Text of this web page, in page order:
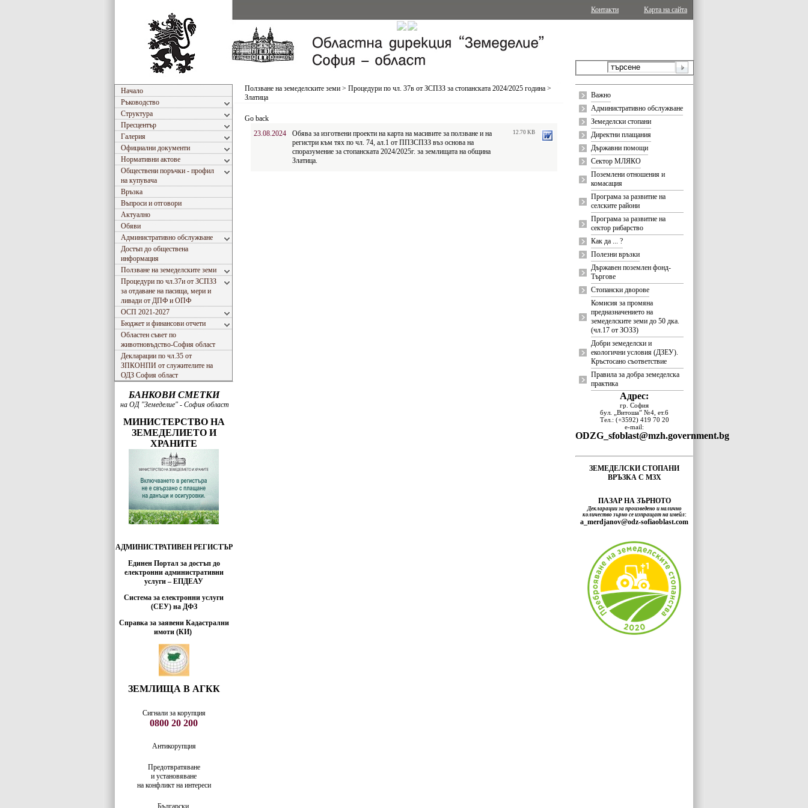
Карта на сайта
Контакти
Начало
Ръководство
Структура
Пресцентър
Галерия
Официални документи
Нормативни актове
Обществени поръчки - профил
на купувача
Връзка
Въпроси и отговори
Актуално
Обяви
Административно обслужване
Достъп до обществена
информация
Ползване на земеделските земи
Процедури по чл.37и от ЗСПЗЗ
за отдаване на пасища, мери и
ливади от ДПФ и ОПФ
ОСП 2021-2027
Бюджет и финансови отчети
Областен съвет по
животновъдство-София област
Декларации по чл.35 от
ЗПКОНПИ от служителите на
ОДЗ София област
БАНКОВИ СМЕТКИ
на ОД "Земеделие" - София област
МИНИСТЕРСТВО НА
ЗЕМЕДЕЛИЕТО И
ХРАНИТЕ
АДМИНИСТРАТИВЕН РЕГИСТЪР
Единен Портал за достъп до
електронни административни
услуги – ЕПДЕАУ
Система за електронни услуги
(СЕУ) на ДФЗ
Справка за заявени Кадастрални
имоти (КИ)
ЗЕМЛИЩА В АГКК
Сигнали за корупция
0800 20 200
Антикорупция
Предотвратяване
и установяване
на конфликт на интереси
Български
Ползване на земеделските земи > Процедури по чл. 37в от ЗСПЗЗ за стопанската 2024/2025 година >
Златица
Go back
23.08.2024
Обява за изготвени проекти на карта на масивите за ползване и на
регистри към тях по чл. 74, ал.1 от ППЗСПЗЗ въз основа на
споразумение за стопанската 2024/2025г. за землищата на община
Златица.
12.70 KB
Важно
Административно обслужване
Земеделски стопани
Директни плащания
Държавни помощи
Сектор МЛЯКО
Поземлени отношения и
комасация
Програма за развитие на
селските райони
Програма за развитие на
сектор рибарство
Как да ... ?
Полезни връзки
Държавен поземлен фонд-
Търгове
Стопански дворове
Комисия за промяна
предназначението на
земеделските земи до 50 дка.
(чл.17 от ЗОЗЗ)
Добри земеделски и
екологични условия (ДЗЕУ).
Кръстосано съответствие
Правила за добра земеделска
практика
Адрес:
гр. София
бул. „Витоша” №4, ет.6
Тел.: (+3592) 419 70 20
e-mail:
ODZG_sfoblast@mzh.government.bg
ЗЕМЕДЕЛСКИ СТОПАНИ
ВРЪЗКА С МЗХ
ПАЗАР НА ЗЪРНОТО
Декларации за произведено и налично
количество зърно се изпращат на имейл:
a_merdjanov@odz-sofiaoblast.com